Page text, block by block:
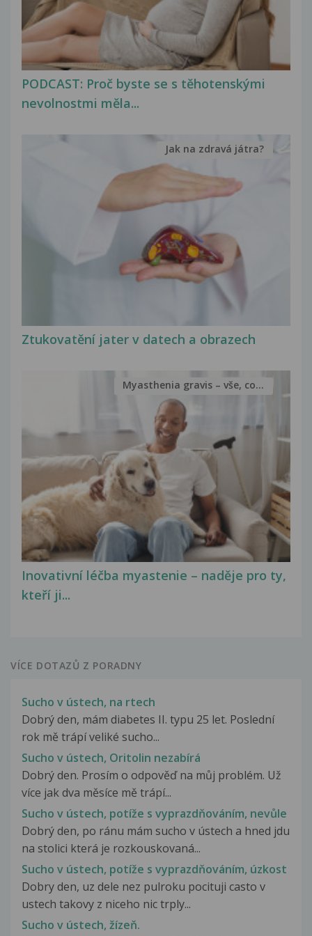
PODCAST: Proč byste se s těhotenskými
nevolnostmi měla...
Ztukovatění jater v datech a obrazech
Jak na zdravá játra?
Inovativní léčba myastenie – naděje pro ty,
kteří ji...
Myasthenia gravis – vše, co...
VÍCE DOTAZŮ Z PORADNY
Sucho v ústech, na rtech
Dobrý den, mám diabetes II. typu 25 let. Poslední
rok mě trápí veliké sucho...
Sucho v ústech, Oritolin nezabírá
Dobrý den. Prosím o odpověď na můj problém. Už
více jak dva měsíce mě trápí...
Sucho v ústech, potíže s vyprazdňováním, nevůle
Dobrý den, po ránu mám sucho v ústech a hned jdu
na stolici která je rozkouskovaná...
Sucho v ústech, potíže s vyprazdňováním, úzkost
Dobry den, uz dele nez pulroku pocituji casto v
ustech takovy z niceho nic trply...
Sucho v ústech, žízeň.